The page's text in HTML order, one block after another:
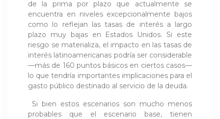
de la prima por plazo que actualmente se
encuentra en niveles excepcionalmente bajos
como lo reflejan las tasas de interés a largo
plazo muy bajas en Estados Unidos. Si este
riesgo se materializa, el impacto en las tasas de
interés latinoamericanas podría ser considerable
—más de 160 puntos básicos en ciertos casos—
lo que tendría importantes implicaciones para el
gasto público destinado al servicio de la deuda.
Si bien estos escenarios son mucho menos
probables que el escenario base, tienen